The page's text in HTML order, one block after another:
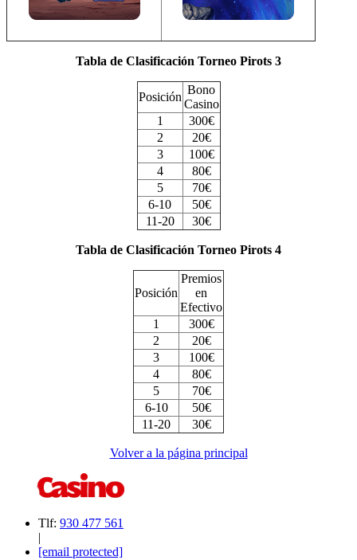
Tabla de Clasificación Torneo Pirots 3
Posición
Bono
Casino
1
300€
2
20€
3
100€
4
80€
5
70€
6-10
50€
11-20
30€
Tabla de Clasificación Torneo Pirots 4
Posición
Premios
en
Efectivo
1
300€
2
20€
3
100€
4
80€
5
70€
6-10
50€
11-20
30€
Volver a la página principal
Tlf: 930 477 561
|
[email protected]